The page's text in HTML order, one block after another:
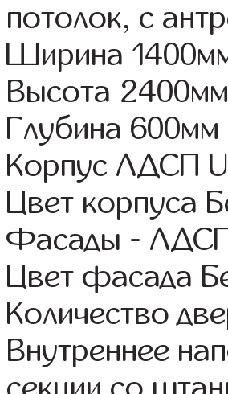
потолок, с
Ширина
Высота 2400мм
Глубина 600мм
Корпус ЛДСП
Цвет корпуса
Фасады -
Цвет фасада
Количество
Внутреннее